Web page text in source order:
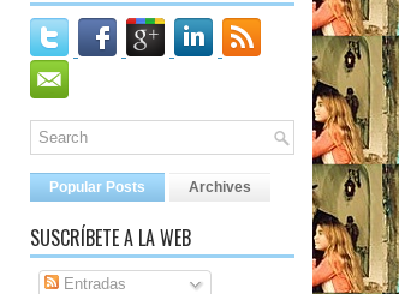
Popular Posts Archives
SUSCRÍBETE A LA WEB
Entradas